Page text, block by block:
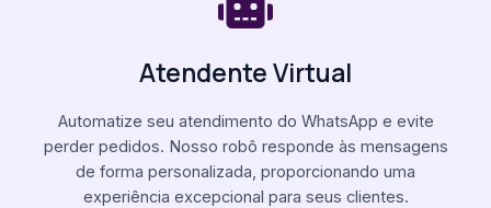
Atendente Virtual
Automatize seu atendimento do WhatsApp e evite
perder pedidos. Nosso robô responde às mensagens
de forma personalizada, proporcionando uma
experiência excepcional para seus clientes.